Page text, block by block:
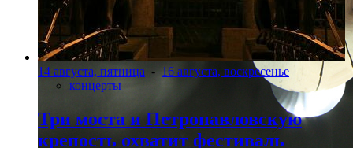
14 августа, пятница - 16 августа, воскресенье
концерты
Три моста и Петропавловскую
крепость охватит фестиваль